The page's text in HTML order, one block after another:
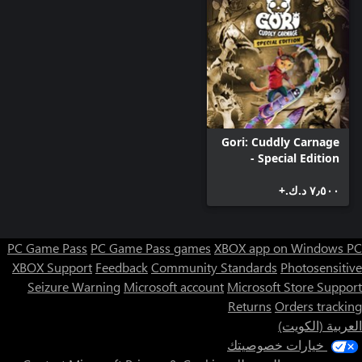
Gori: Cuddly Carnage
- Special Edition
٧٫٥٠٠ د.ك.‏+
PC Game Pass PC Game Pass games XBOX app on Windows PC
XBOX Support FeedbackCommunity Standards Photosensitive
Seizure Warning Microsoft account Microsoft Store Support
Returns Orders tracking
العربية (الكويت)
خيارات خصوصيتك